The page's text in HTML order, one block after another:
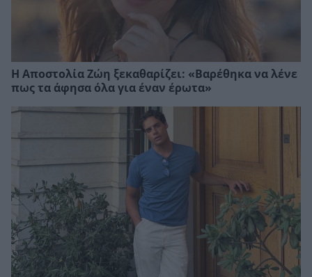
Η Αποστολία Ζώη ξεκαθαρίζει: «Βαρέθηκα να λένε
πως τα άφησα όλα για έναν έρωτα»